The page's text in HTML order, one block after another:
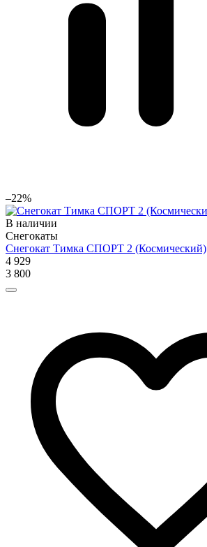
–22%
В наличии
Снегокаты
Снегокат Тимка СПОРТ 2 (Космический)
4 929
3 800